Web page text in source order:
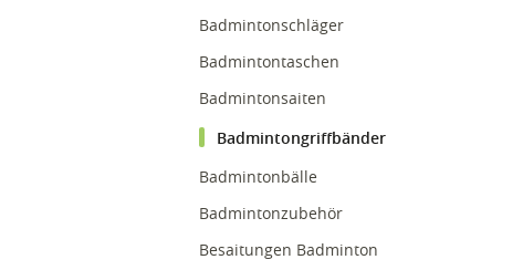
Badmintonschläger
Badmintontaschen
Badmintonsaiten
Badmintongriffbänder
Badmintonbälle
Badmintonzubehör
Besaitungen Badminton